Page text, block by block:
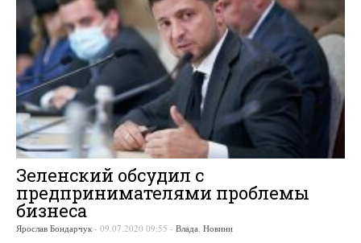
Зеленский обсудил с
предпринимателями проблемы
бизнеса
Ярослав Бондарчук - 09.07.2020 09:55 - Влада, Новини